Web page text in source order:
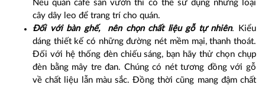
Nếu quán cafe sân vườn thì có thể sử dụng những loại
cây dây leo để trang trí cho quán.
Đối với bàn ghế, nên chọn chất liệu gỗ tự nhiên. Kiểu
dáng thiết kế có những đường nét mềm mại, thanh thoát.
Đối với hệ thống đèn chiếu sáng, bạn hãy thử chọn chụp
đèn bằng mây tre đan. Chúng có nét tương đồng với gỗ
về chất liệu lẫn màu sắc. Đồng thời cũng mang đậm chất